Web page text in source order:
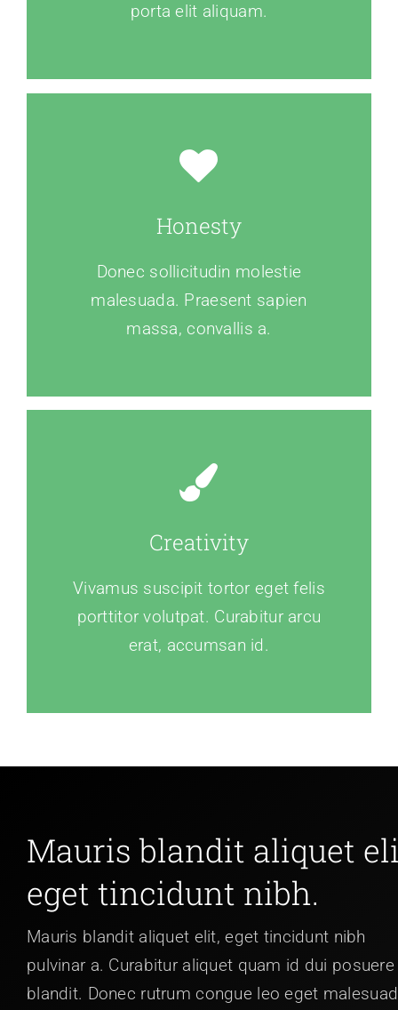
porta elit aliquam.
Honesty
Donec sollicitudin molestie
malesuada. Praesent sapien
massa, convallis a.
Creativity
Vivamus suscipit tortor eget felis
porttitor volutpat. Curabitur arcu
erat, accumsan id.
Mauris blandit aliquet
eget tincidunt nibh.
Mauris blandit aliquet elit, eget tincidunt nibh
pulvinar a. Curabitur aliquet quam id dui posuere
blandit. Donec rutrum congue leo eget